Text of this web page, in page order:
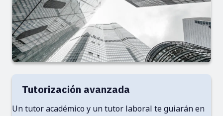
Tutorización avanzada
Un tutor académico y un tutor laboral te guiarán en